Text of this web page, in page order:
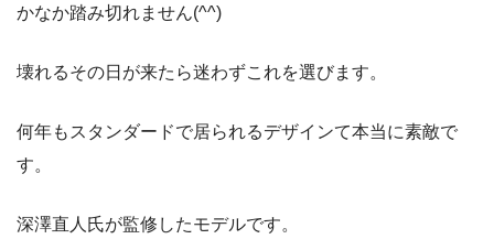
かなか踏み切れません(^^)
壊れるその日が来たら迷わずこれを選びます。
何年もスタンダードで居られるデザインて本当に素敵で
す。
深澤直人氏が監修したモデルです。